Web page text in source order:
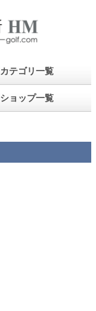
カテゴリ一覧
ショップ一覧